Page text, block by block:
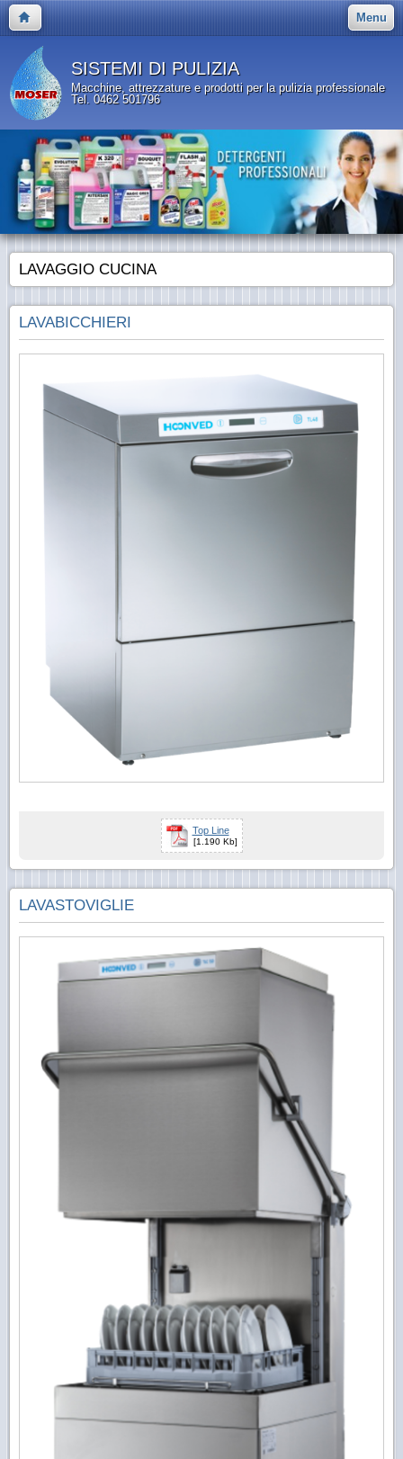
Menu
SISTEMI DI PULIZIA
Macchine, attrezzature e prodotti per la pulizia professionale
Tel. 0462 501796
LAVAGGIO CUCINA
LAVABICCHIERI
Top Line
[1.190 Kb]
LAVASTOVIGLIE